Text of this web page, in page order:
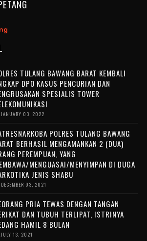
TULANG BAWANG BARAT KEMBALI
DPO KASUS PENCURIAN DAN
SPESIALIS TOWER
JANUARY 03, 2022
POLRES TULANG BAWANG
BERHASIL MENGAMANKAN 2 (DUA)
PEREMPUAN, YANG
MENGUASAI/MENYIMPAN DI DUGA
JENIS SHABU
DECEMBER 03, 2021
PRIA TEWAS DENGAN TANGAN
DAN TUBUH TERLIPAT, ISTRINYA
HAMIL 8 BULAN
JULY 13, 2021